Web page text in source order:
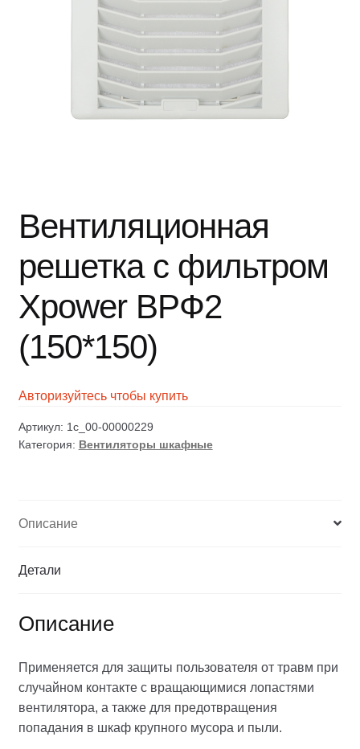
Вентиляционная
решетка с фильтром
Xpower ВРФ2
(150*150)
Авторизуйтесь чтобы купить
Артикул: 1c_00-00000229
Категория: Вентиляторы шкафные
Описание
Детали
Описание
Применяется для защиты пользователя от травм при
случайном контакте с вращающимися лопастями
вентилятора, а также для предотвращения
попадания в шкаф крупного мусора и пыли.